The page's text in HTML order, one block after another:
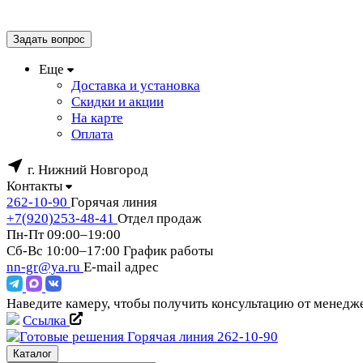
Задать вопрос
Еще
Доставка и установка
Скидки и акции
На карте
Оплата
г. Нижний Новгород
Контакты
262-10-90 Горячая линия
+7(920)253-48-41 Отдел продаж
Пн-Пт 09:00–19:00
Сб-Вс 10:00–17:00 График работы
nn-gr@ya.ru E-mail адрес
Наведите камеру, чтобы получить консультацию от
Ссылка
Горячая линия 262-10-90
Каталог